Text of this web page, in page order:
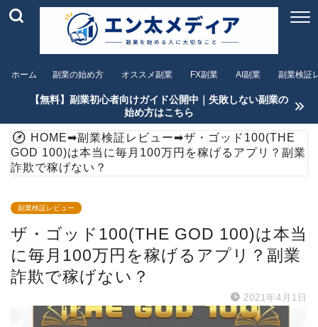
ホーム 副業の始め方 オススメ副業 FX副業 AI副業 副業検証
【無料】副業初心者向けガイド公開中｜失敗しない副業の
始め方はこちら
HOME➡副業検証レビュー➡ザ・ゴッド100(THE
GOD 100)は本当に毎月100万円を稼げるアプリ？副業
詐欺で稼げない？
副業検証レビュー
ザ・ゴッド100(THE GOD 100)は本当
に毎月100万円を稼げるアプリ？副業
詐欺で稼げない？
2021年4月1日